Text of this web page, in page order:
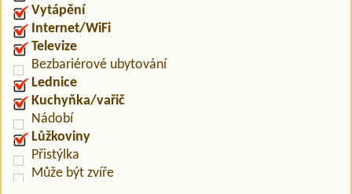
Vytápění
Internet/WiFi
Televize
Bezbariérové ubytování
Lednice
Kuchyňka/vařič
Nádobí
Lůžkoviny
Přistýlka
Může být zvíře